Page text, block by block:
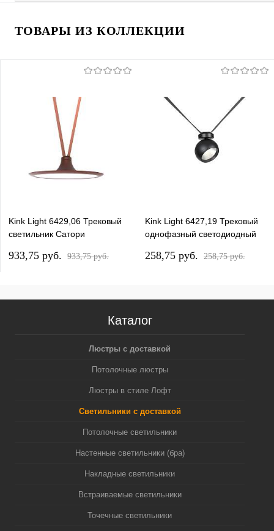
ТОВАРЫ ИЗ КОЛЛЕКЦИИ
Kink Light 6429,06 Трековый
светильник Сатори
Led 15W (4000K)
933,75 pуб. 933,75 pуб.
Kink Light 6427,19 Трековый
однофазный светодиодный
d9,5 h18,8 Led 9W (4000K)
258,75 pуб. 258,75 pуб.
Каталог
Люстры с доставкой
Потолочные люстры
Люстры в стиле Лофт
Светильники с доставкой
Потолочные светильники
Настенные светильники (бра)
Накладные светильники
Встраиваемые светильники
Точечные светильники